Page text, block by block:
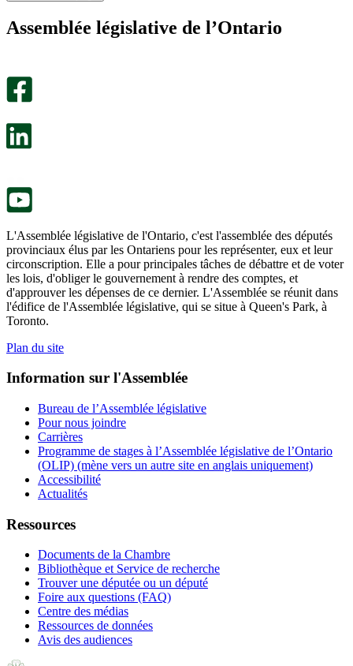
été
m’a
Assemblée législative de l’Ontario
L'Assemblée législative de l'Ontario, c'est l'assemblée des députés
provinciaux élus par les Ontariens pour les représenter, eux et leur
circonscription. Elle a pour principales tâches de débattre et de voter
les lois, d'obliger le gouvernement à rendre des comptes, et
d'approuver les dépenses de ce dernier. L'Assemblée se réunit dans
l'édifice de l'Assemblée législative, qui se situe à Queen's Park, à
Toronto.
Plan du site
Information sur l'Assemblée
Bureau de l’Assemblée législative
Pour nous joindre
Carrières
Programme de stages à l’Assemblée législative de l’Ontario
(OLIP) (mène vers un autre site en anglais uniquement)
Accessibilité
Actualités
Ressources
Documents de la Chambre
Bibliothèque et Service de recherche
Trouver une députée ou un député
Foire aux questions (FAQ)
Centre des médias
Ressources de données
Avis des audiences